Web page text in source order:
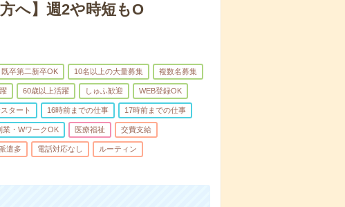
へ】週2や時短もO
既卒第二新卒OK 10名以上の大量募集 複数名募集
60歳以上活躍 しゅふ歓迎 WEB登録OK
タート 16時前までの仕事 17時前までの仕事
業・WワークOK 医療福祉 交費支給
遣多 電話対応なし ルーティン